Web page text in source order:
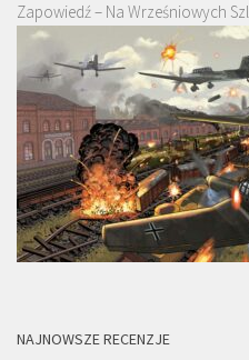
Zapowiedź – Na Wrześniowych
NAJNOWSZE RECENZJE